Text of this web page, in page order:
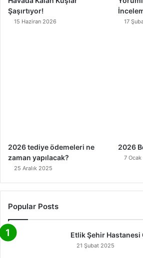
Şaşırtıyor!
15 Haziran 2026 17
2026 tediye ödemeleri ne
zaman yapılacak?
25 Aralık 2025
2026
7
Popular Posts
Etlik Şehir Hastanesi
21 Şubat 2025